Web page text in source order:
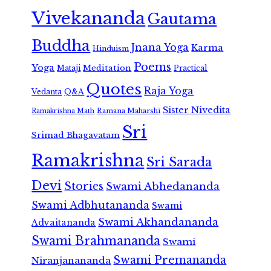
VivekanandaGautama
Buddha Hinduism Jnana Yoga Karma
Yoga Mataji Meditation Poems Practical
Vedanta Q&A Quotes Raja Yoga
Ramakrishna Math Ramana Maharshi Sister Nivedita
Srimad Bhagavatam Sri
RamakrishnaSri Sarada
Devi Stories Swami Abhedananda
Swami Adbhutananda Swami
Advaitananda Swami Akhandananda
Swami Brahmananda Swami
Niranjanananda Swami Premananda